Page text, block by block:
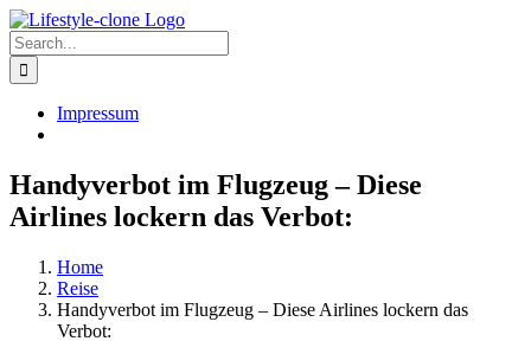
Skip
to
content
Search
for:
Impressum
Handyverbot im Flugzeug – Diese
Airlines lockern das Verbot:
Home
Reise
Handyverbot im Flugzeug – Diese Airlines lockern das
Verbot: